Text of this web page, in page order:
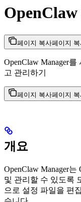
페이지 복사페이지
OpenClaw Manager
고 관리하기
페이지 복사페이지
개요
OpenClaw Manager
및 관리할 수 있도록
으로 설정 파일을 편